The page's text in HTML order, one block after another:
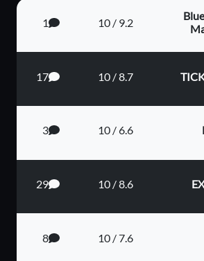
9.2 / 10
1
8.7 / 10
17
6.6 / 10
3
8.6 / 10
29
7.6 / 10
8